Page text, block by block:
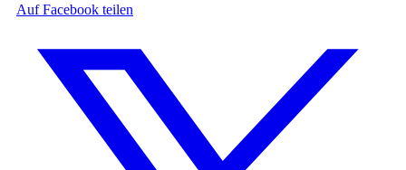
Auf Facebook teilen